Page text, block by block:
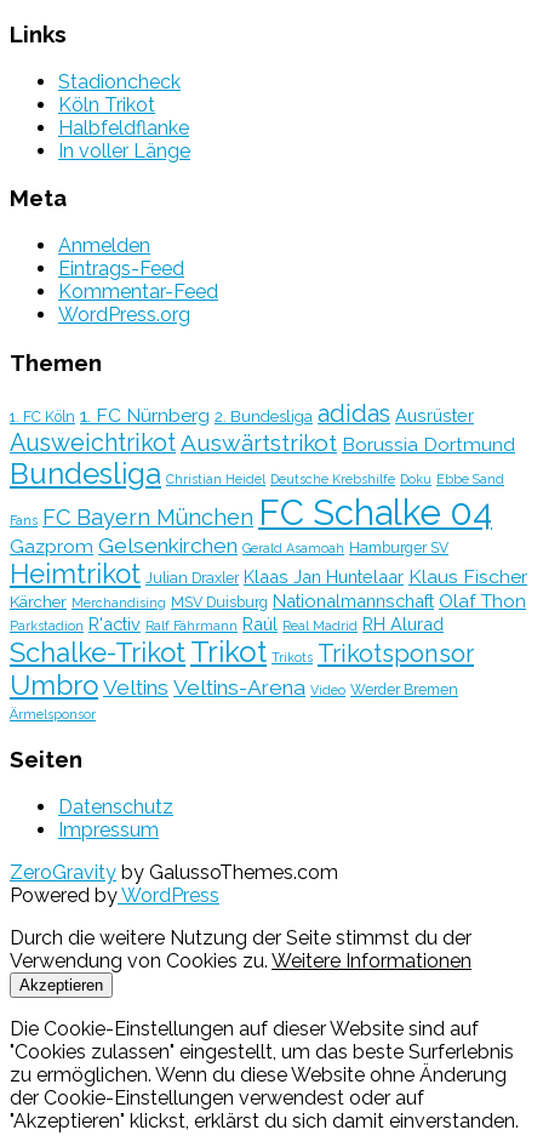
Links
Stadioncheck
Köln Trikot
Halbfeldflanke
In voller Länge
Meta
Anmelden
Eintrags-Feed
Kommentar-Feed
WordPress.org
Themen
1. FC Köln 1. FC Nürnberg 2. Bundesliga adidas Ausrüster
AusweichtrikotAuswärtstrikot Borussia Dortmund
Bundesliga Christian Heidel Deutsche Krebshilfe Doku Ebbe Sand
Fans FC Bayern München FC Schalke 04
Gazprom Gelsenkirchen Gerald Asamoah Hamburger SV
Heimtrikot Julian Draxler Klaas Jan Huntelaar Klaus Fischer
Kärcher Merchandising MSV Duisburg Nationalmannschaft Olaf Thon
Parkstadion R'activ Ralf Fährmann Raúl Real Madrid RH Alurad
Schalke-TrikotTrikot Trikots Trikotsponsor
Umbro Veltins Veltins-Arena Video Werder Bremen
Ärmelsponsor
Seiten
Datenschutz
Impressum
ZeroGravity by GalussoThemes.com
Powered byWordPress
Durch die weitere Nutzung der Seite stimmst du der
Verwendung von Cookies zu. Weitere Informationen
Akzeptieren
Die Cookie-Einstellungen auf dieser Website sind auf
"Cookies zulassen" eingestellt, um das beste Surferlebnis
zu ermöglichen. Wenn du diese Website ohne Änderung
der Cookie-Einstellungen verwendest oder auf
"Akzeptieren" klickst, erklärst du sich damit einverstanden.